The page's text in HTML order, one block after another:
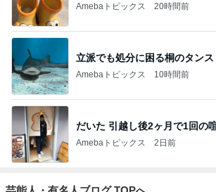
Amebaトピックス 20時間前
立派でも処分に困る桐のタンス
Amebaトピックス 10時間前
だいた 引越し後2ヶ月で1回の
Amebaトピックス 2日前